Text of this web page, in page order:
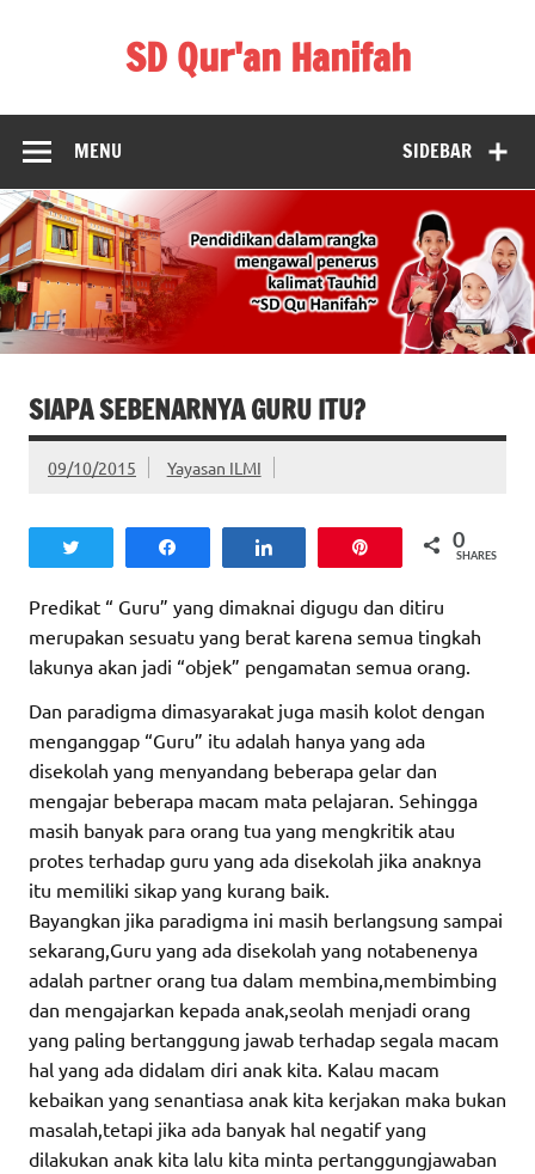
SD Qur'an Hanifah
SIDEBAR
MENU
SIAPA SEBENARNYA GURU ITU?
09/10/2015 Yayasan ILMI
0
SHARES
Predikat “ Guru” yang dimaknai digugu dan ditiru
merupakan sesuatu yang berat karena semua tingkah
lakunya akan jadi “objek” pengamatan semua orang.
Dan paradigma dimasyarakat juga masih kolot dengan
menganggap “Guru” itu adalah hanya yang ada
disekolah yang menyandang beberapa gelar dan
mengajar beberapa macam mata pelajaran. Sehingga
masih banyak para orang tua yang mengkritik atau
protes terhadap guru yang ada disekolah jika anaknya
itu memiliki sikap yang kurang baik.
Bayangkan jika paradigma ini masih berlangsung sampai
sekarang,Guru yang ada disekolah yang notabenenya
adalah partner orang tua dalam membina,membimbing
dan mengajarkan kepada anak,seolah menjadi orang
yang paling bertanggung jawab terhadap segala macam
hal yang ada didalam diri anak kita. Kalau macam
kebaikan yang senantiasa anak kita kerjakan maka bukan
masalah,tetapi jika ada banyak hal negatif yang
dilakukan anak kita lalu kita minta pertanggungjawaban